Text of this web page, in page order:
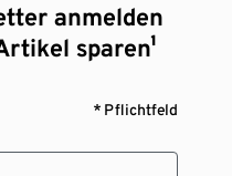
anmelden
sparen¹
* Pflichtfeld